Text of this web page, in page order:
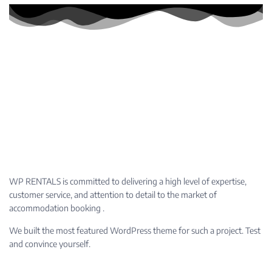
WP RENTALS is committed to delivering a high level of expertise,
customer service, and attention to detail to the market of
accommodation booking .
We built the most featured WordPress theme for such a project. Test
and convince yourself.